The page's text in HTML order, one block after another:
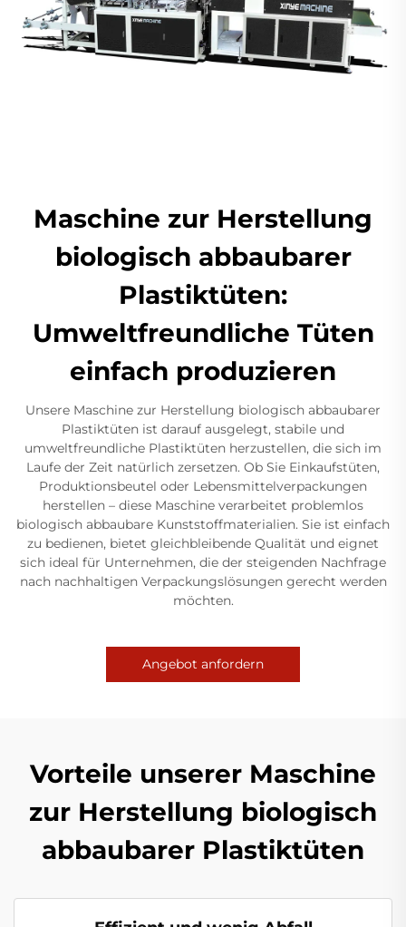
Maschine zur Herstellung
biologisch abbaubarer
Plastiktüten:
Umweltfreundliche Tüten
einfach produzieren
Unsere Maschine zur Herstellung biologisch abbaubarer
Plastiktüten ist darauf ausgelegt, stabile und
umweltfreundliche Plastiktüten herzustellen, die sich im
Laufe der Zeit natürlich zersetzen. Ob Sie Einkaufstüten,
Produktionsbeutel oder Lebensmittelverpackungen
herstellen – diese Maschine verarbeitet problemlos
biologisch abbaubare Kunststoffmaterialien. Sie ist einfach
zu bedienen, bietet gleichbleibende Qualität und eignet
sich ideal für Unternehmen, die der steigenden Nachfrage
nach nachhaltigen Verpackungslösungen gerecht werden
möchten.
Angebot anfordern
Vorteile unserer Maschine
zur Herstellung biologisch
abbaubarer Plastiktüten